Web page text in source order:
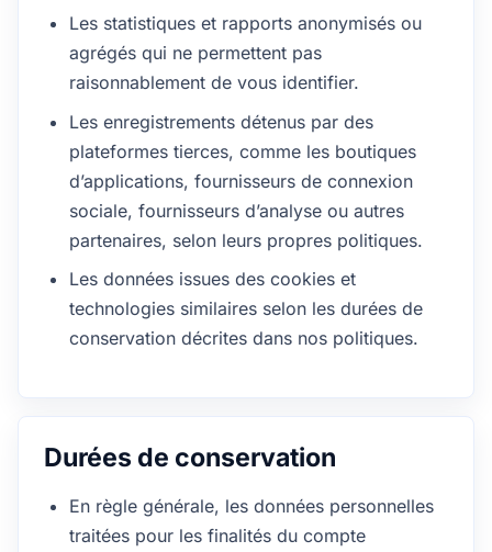
Les statistiques et rapports anonymisés ou
agrégés qui ne permettent pas
raisonnablement de vous identifier.
Les enregistrements détenus par des
plateformes tierces, comme les boutiques
d’applications, fournisseurs de connexion
sociale, fournisseurs d’analyse ou autres
partenaires, selon leurs propres politiques.
Les données issues des cookies et
technologies similaires selon les durées de
conservation décrites dans nos politiques.
Durées de conservation
En règle générale, les données personnelles
traitées pour les finalités du compte